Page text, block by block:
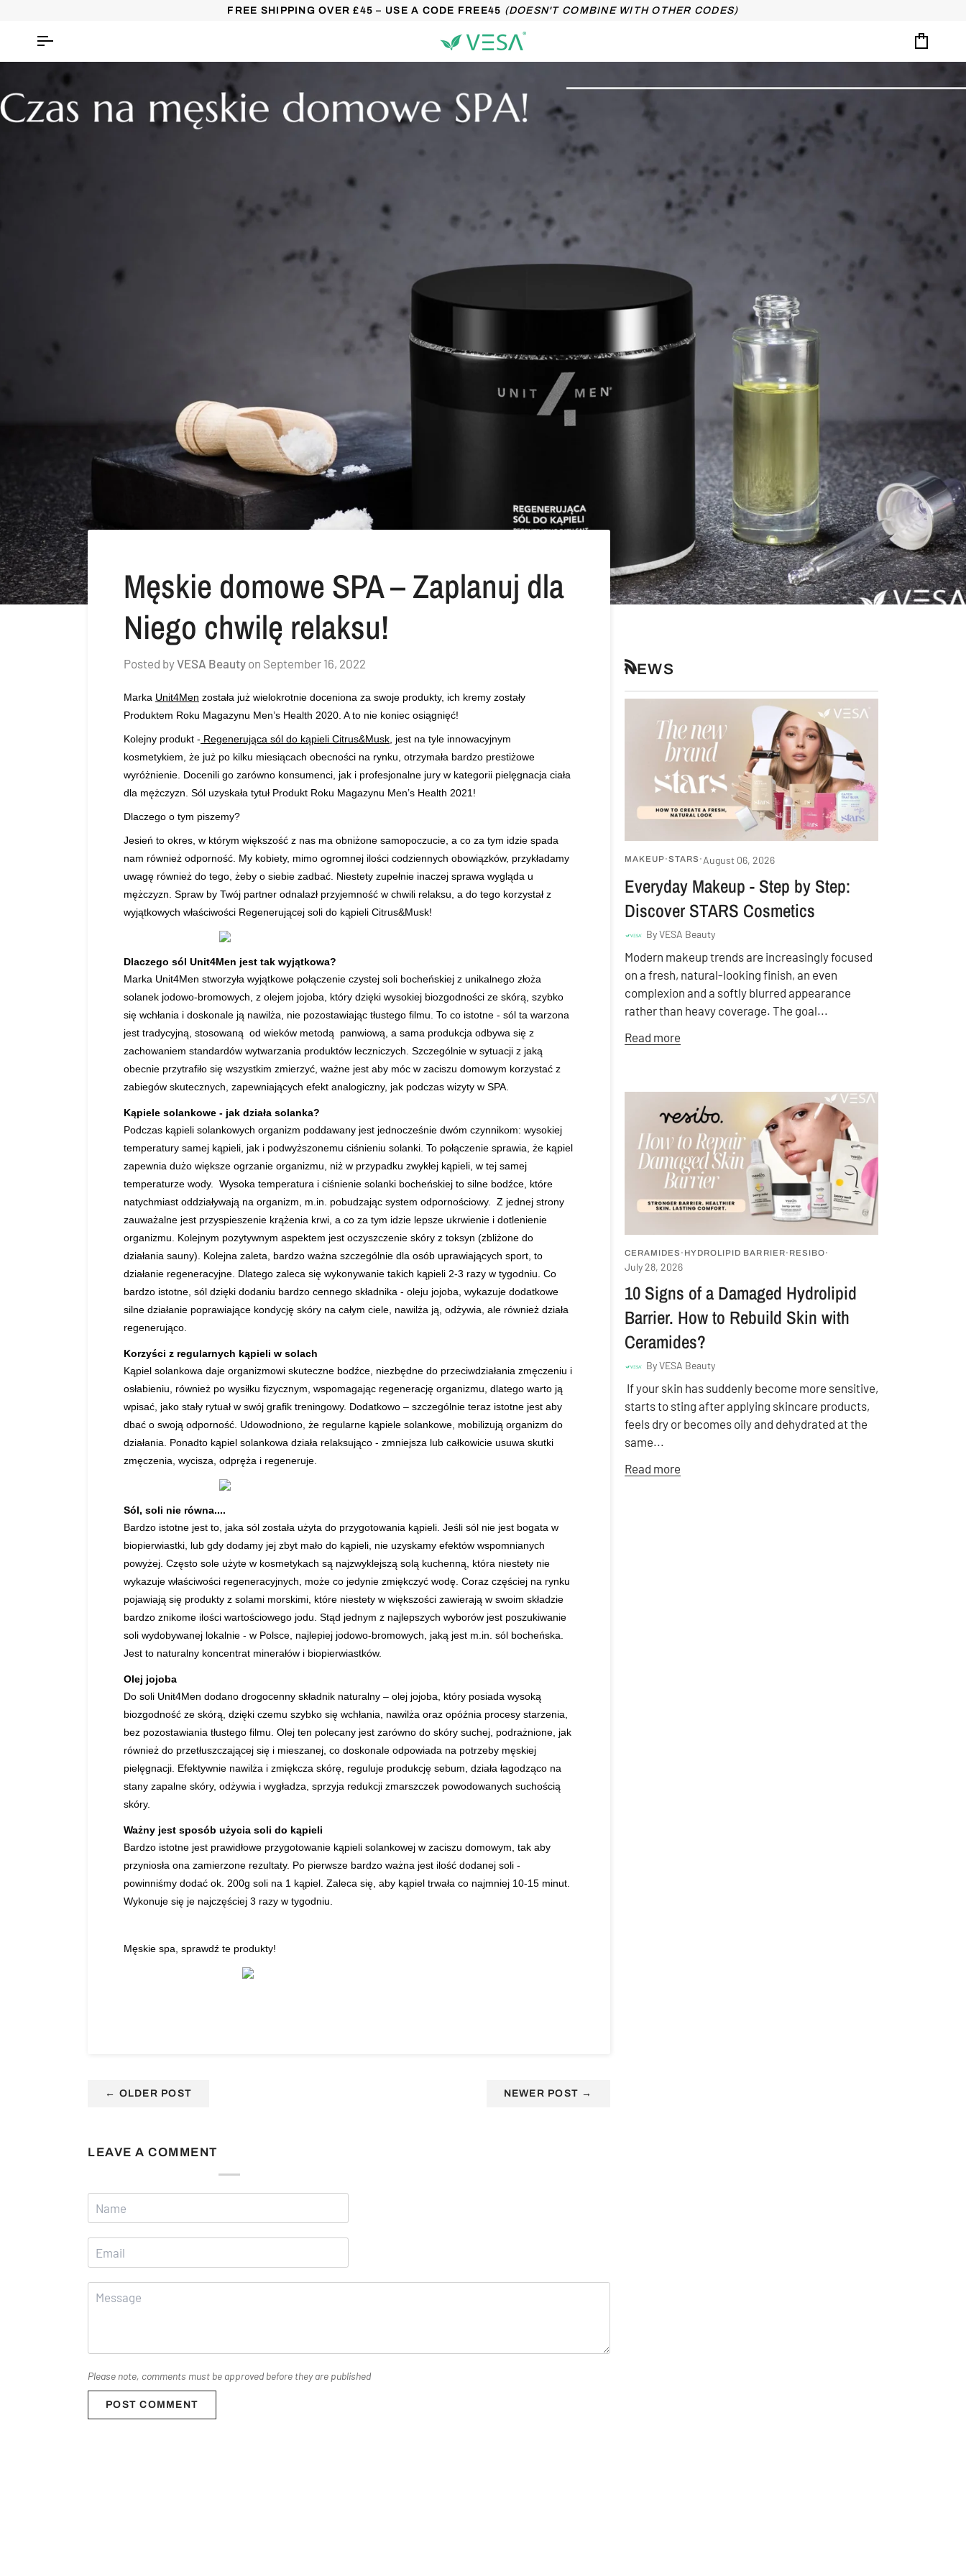
content
FREE SHIPPING OVER £45 – USE A CODE FREE45 (DOESN'T COMBINE WITH OTHER CODES)
Męskie domowe SPA – Zaplanuj dla
Niego chwilę relaksu!
Posted byVESA Beauty on September 16, 2022
Marka Unit4Men została już wielokrotnie doceniona za swoje produkty, ich kremy zostały
Produktem Roku Magazynu Men’s Health 2020. A to nie koniec osiągnięć!
Kolejny produkt - Regenerująca sól do kąpieli Citrus&Musk , jest na tyle innowacyjnym
kosmetykiem, że już po kilku miesiącach obecności na rynku, otrzymała bardzo prestiżowe
wyróżnienie. Docenili go zarówno konsumenci, jak i profesjonalne jury w kategorii pielęgnacja ciała
dla mężczyzn. Sól uzyskała tytuł Produkt Roku Magazynu Men’s Health 2021!
Dlaczego o tym piszemy?
Jesień to okres, w którym większość z nas ma obniżone samopoczucie, a co za tym idzie spada
nam również odporność. My kobiety, mimo ogromnej ilości codziennych obowiązków, przykładamy
uwagę również do tego, żeby o siebie zadbać. Niestety zupełnie inaczej sprawa wygląda u
mężczyzn. Spraw by Twój partner odnalazł przyjemność w chwili relaksu, a do tego korzystał z
wyjątkowych właściwości Regenerującej soli do kąpieli Citrus&Musk!
Dlaczego sól Unit4Men jest tak wyjątkowa?
Marka Unit4Men stworzyła wyjątkowe połączenie czystej soli bocheńskiej z unikalnego złoża
solanek jodowo-bromowych, z olejem jojoba, który dzięki wysokiej biozgodności ze skórą, szybko
się wchłania i doskonale ją nawilża, nie pozostawiając tłustego filmu. To co istotne - sól ta warzona
jest tradycyjną, stosowaną od wieków metodą panwiową, a sama produkcja odbywa się z
zachowaniem standardów wytwarzania produktów leczniczych. Szczególnie w sytuacji z jaką
obecnie przytrafiło się wszystkim zmierzyć, ważne jest aby móc w zaciszu domowym korzystać z
zabiegów skutecznych, zapewniających efekt analogiczny, jak podczas wizyty w SPA.
Kąpiele solankowe - jak działa solanka?
Podczas kąpieli solankowych organizm poddawany jest jednocześnie dwóm czynnikom: wysokiej
temperatury samej kąpieli, jak i podwyższonemu ciśnieniu solanki. To połączenie sprawia, że kąpiel
zapewnia dużo większe ogrzanie organizmu, niż w przypadku zwykłej kąpieli, w tej samej
temperaturze wody. Wysoka temperatura i ciśnienie solanki bocheńskiej to silne bodźce, które
natychmiast oddziaływają na organizm, m.in. pobudzając system odpornościowy. Z jednej strony
zauważalne jest przyspieszenie krążenia krwi, a co za tym idzie lepsze ukrwienie i dotlenienie
organizmu. Kolejnym pozytywnym aspektem jest oczyszczenie skóry z toksyn (zbliżone do
działania sauny). Kolejna zaleta, bardzo ważna szczególnie dla osób uprawiających sport, to
działanie regeneracyjne. Dlatego zaleca się wykonywanie takich kąpieli 2-3 razy w tygodniu. Co
bardzo istotne, sól dzięki dodaniu bardzo cennego składnika - oleju jojoba, wykazuje dodatkowe
silne działanie poprawiające kondycję skóry na całym ciele, nawilża ją, odżywia, ale również działa
regenerująco.
Korzyści z regularnych kąpieli w solach
Kąpiel solankowa daje organizmowi skuteczne bodźce, niezbędne do przeciwdziałania zmęczeniu i
osłabieniu, również po wysiłku fizycznym, wspomagając regenerację organizmu, dlatego warto ją
wpisać, jako stały rytuał w swój grafik treningowy. Dodatkowo – szczególnie teraz istotne jest aby
dbać o swoją odporność. Udowodniono, że regularne kąpiele solankowe, mobilizują organizm do
działania. Ponadto kąpiel solankowa działa relaksująco - zmniejsza lub całkowicie usuwa skutki
zmęczenia, wycisza, odpręża i regeneruje.
Sól, soli nie równa....
Bardzo istotne jest to, jaka sól została użyta do przygotowania kąpieli. Jeśli sól nie jest bogata w
biopierwiastki, lub gdy dodamy jej zbyt mało do kąpieli, nie uzyskamy efektów wspomnianych
powyżej. Często sole użyte w kosmetykach są najzwyklejszą solą kuchenną, która niestety nie
wykazuje właściwości regeneracyjnych, może co jedynie zmiękczyć wodę. Coraz częściej na rynku
pojawiają się produkty z solami morskimi, które niestety w większości zawierają w swoim składzie
bardzo znikome ilości wartościowego jodu. Stąd jednym z najlepszych wyborów jest poszukiwanie
soli wydobywanej lokalnie - w Polsce, najlepiej jodowo-bromowych, jaką jest m.in. sól bocheńska.
Jest to naturalny koncentrat minerałów i biopierwiastków.
Olej jojoba
Do soli Unit4Men dodano drogocenny składnik naturalny – olej jojoba, który posiada wysoką
biozgodność ze skórą, dzięki czemu szybko się wchłania, nawilża oraz opóźnia procesy starzenia,
bez pozostawiania tłustego filmu. Olej ten polecany jest zarówno do skóry suchej, podrażnione, jak
również do przetłuszczającej się i mieszanej, co doskonale odpowiada na potrzeby męskiej
pielęgnacji. Efektywnie nawilża i zmiękcza skórę, reguluje produkcję sebum, działa łagodząco na
stany zapalne skóry, odżywia i wygładza, sprzyja redukcji zmarszczek powodowanych suchością
skóry.
Ważny jest sposób użycia soli do kąpieli
Bardzo istotne jest prawidłowe przygotowanie kąpieli solankowej w zaciszu domowym, tak aby
przyniosła ona zamierzone rezultaty. Po pierwsze bardzo ważna jest ilość dodanej soli -
powinniśmy dodać ok. 200g soli na 1 kąpiel. Zaleca się, aby kąpiel trwała co najmniej 10-15 minut.
Wykonuje się je najczęściej 3 razy w tygodniu.
Męskie spa, sprawdź te produkty!
← OLDER POST NEWER POST →
LEAVE A COMMENT
Please note, comments must be approved before they are published
POST COMMENT
NEWS
MAKEUP STARS August 06, 2026
Everyday Makeup - Step by Step:
Discover STARS Cosmetics
By VESA Beauty
Modern makeup trends are increasingly focused
on a fresh, natural-looking finish, an even
complexion and a softly blurred appearance
rather than heavy coverage. The goal...
Read more
CERAMIDES HYDROLIPID BARRIER RESIBO
July 28, 2026
10 Signs of a Damaged Hydrolipid
Barrier. How to Rebuild Skin with
Ceramides?
By VESA Beauty
If your skin has suddenly become more sensitive,
starts to sting after applying skincare products,
feels dry or becomes oily and dehydrated at the
same...
Read more